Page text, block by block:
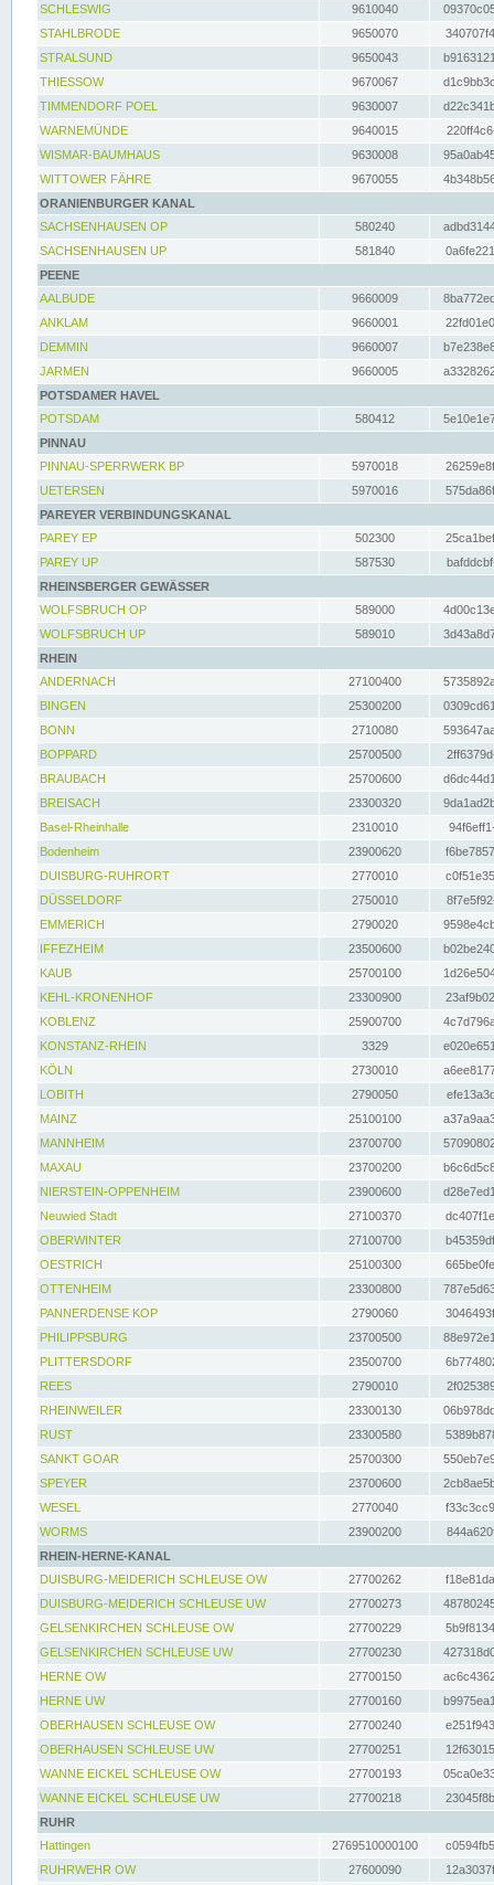
SCHLESWIG
9610040
STAHLBRODE
9650070
STRALSUND
9650043
THIESSOW
9670067
TIMMENDORF POEL
9630007
WARNEMÜNDE
9640015
WISMAR-BAUMHAUS
9630008
WITTOWER FÄHRE
9670055
ORANIENBURGER KANAL
SACHSENHAUSEN OP
580240
SACHSENHAUSEN UP
581840
PEENE
AALBUDE
9660009
ANKLAM
9660001
DEMMIN
9660007
JARMEN
9660005
POTSDAMER HAVEL
POTSDAM
580412
PINNAU
PINNAU-SPERRWERK BP
5970018
UETERSEN
5970016
PAREYER VERBINDUNGSKANAL
PAREY EP
502300
PAREY UP
587530
RHEINSBERGER GEWÄSSER
WOLFSBRUCH OP
589000
WOLFSBRUCH UP
589010
RHEIN
ANDERNACH
27100400
BINGEN
25300200
BONN
2710080
BOPPARD
25700500
BRAUBACH
25700600
BREISACH
23300320
Basel-Rheinhalle
2310010
Bodenheim
23900620
DUISBURG-RUHRORT
2770010
DÜSSELDORF
2750010
EMMERICH
2790020
IFFEZHEIM
23500600
KAUB
25700100
KEHL-KRONENHOF
23300900
KOBLENZ
25900700
KONSTANZ-RHEIN
3329
KÖLN
2730010
LOBITH
2790050
MAINZ
25100100
MANNHEIM
23700700
MAXAU
23700200
NIERSTEIN-OPPENHEIM
23900600
Neuwied Stadt
27100370
OBERWINTER
27100700
OESTRICH
25100300
OTTENHEIM
23300800
PANNERDENSE KOP
2790060
PHILIPPSBURG
23700500
PLITTERSDORF
23500700
REES
2790010
RHEINWEILER
23300130
RUST
23300580
SANKT GOAR
25700300
SPEYER
23700600
WESEL
2770040
WORMS
23900200
RHEIN-HERNE-KANAL
DUISBURG-MEIDERICH SCHLEUSE OW
27700262
DUISBURG-MEIDERICH SCHLEUSE UW
27700273
GELSENKIRCHEN SCHLEUSE OW
27700229
GELSENKIRCHEN SCHLEUSE UW
27700230
HERNE OW
27700150
HERNE UW
27700160
OBERHAUSEN SCHLEUSE OW
27700240
OBERHAUSEN SCHLEUSE UW
27700251
WANNE EICKEL SCHLEUSE OW
27700193
WANNE EICKEL SCHLEUSE UW
27700218
RUHR
Hattingen
2769510000100
RUHRWEHR OW
27600090